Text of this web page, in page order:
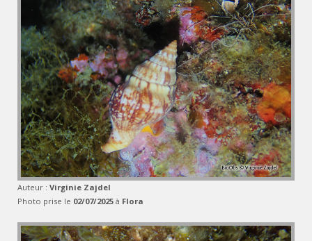
Auteur : Virginie Zajdel
Photo prise le 02/07/2025 à Flora